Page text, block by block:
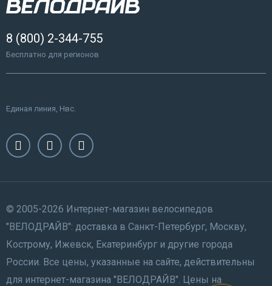
8 (800) 2-344-755
Бесплатно для регионов
Единая линия, Нвс.
© 2005-2026 Интернет-магазин велосипедов
"ВЕЛОДРАЙВ": доставка в Санкт-Петербург, Москву,
Кострому, Ижевск, Екатеринбург и другие города
России. Все цены, указанные на сайте, действительны
для интернет-магазина "ВЕЛОДРАЙВ". Цены на